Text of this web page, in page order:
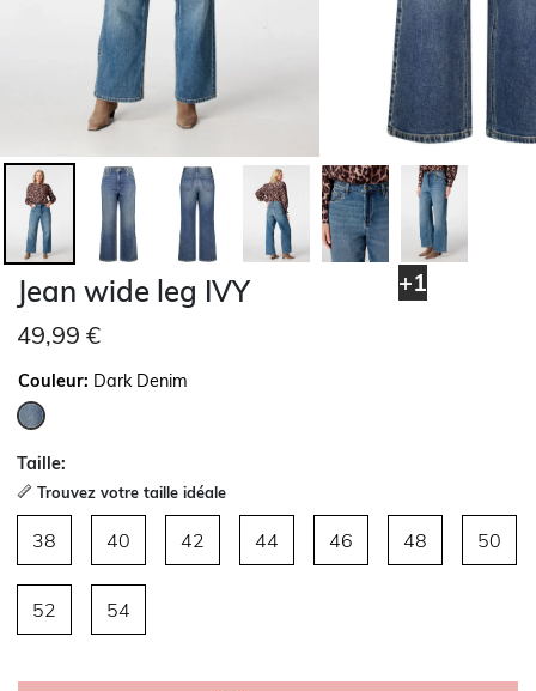
+1
Jean wide leg IVY
49,99 €
Couleur: Dark Denim
Taille:
Trouvez votre taille idéale
38 40 42 44 46 48 50
52 54